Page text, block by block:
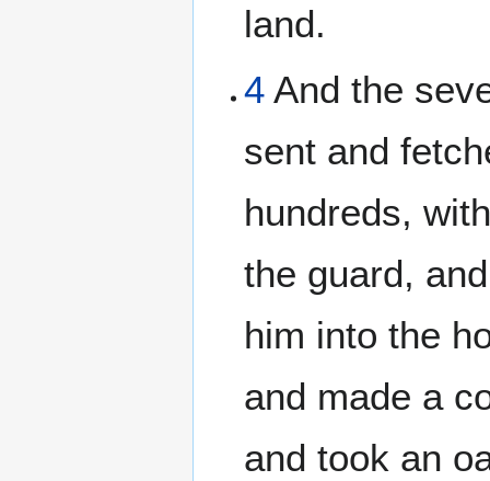
land.
4 And the
sent and
hundreds,
the guard,
him into the
and made a
and took an